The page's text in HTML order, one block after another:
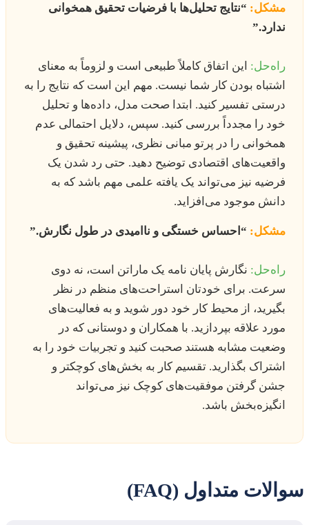
مشکل: “نتایج تحلیل‌ها با فرضیات تحقیق همخوانی
ندارد.”
راه‌حل: این اتفاق کاملاً طبیعی است و لزوماً به معنای
اشتباه بودن کار شما نیست. مهم این است که نتایج را به
درستی تفسیر کنید. ابتدا صحت مدل، داده‌ها و تحلیل
خود را مجدداً بررسی کنید. سپس، دلایل احتمالی عدم
همخوانی را در پرتو مبانی نظری، پیشینه تحقیق و
واقعیت‌های اقتصادی توضیح دهید. حتی رد شدن یک
فرضیه نیز می‌تواند یک یافته علمی مهم باشد که به
دانش موجود می‌افزاید.
مشکل: “احساس خستگی و ناامیدی در طول نگارش.”
راه‌حل: نگارش پایان نامه یک ماراتن است، نه دوی
سرعت. برای خودتان استراحت‌های منظم در نظر
بگیرید، از محیط کار خود دور شوید و به فعالیت‌های
مورد علاقه بپردازید. با همکاران و دوستانی که در
وضعیت مشابه هستند صحبت کنید و تجربیات خود را به
اشتراک بگذارید. تقسیم کار به بخش‌های کوچکتر و
جشن گرفتن موفقیت‌های کوچک نیز می‌تواند
انگیزه‌بخش باشد.
سوالات متداول (FAQ)